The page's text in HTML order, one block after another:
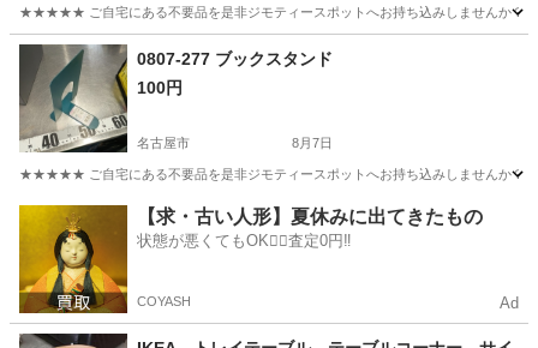
★★★★★ ご自宅にある不要品を是非ジモティースポットへお持ち込みしませんか？
愛知 名古屋市 現地
0807-277 ブックスタンド
100円
名古屋市 8月7日
★★★★★ ご自宅にある不要品を是非ジモティースポットへお持ち込みしませんか？
収納家具 現地
【求・古い人形】夏休みに出てきたもの
状態が悪くてもOK🙆‍♀️査定0円‼️
COYASH Ad